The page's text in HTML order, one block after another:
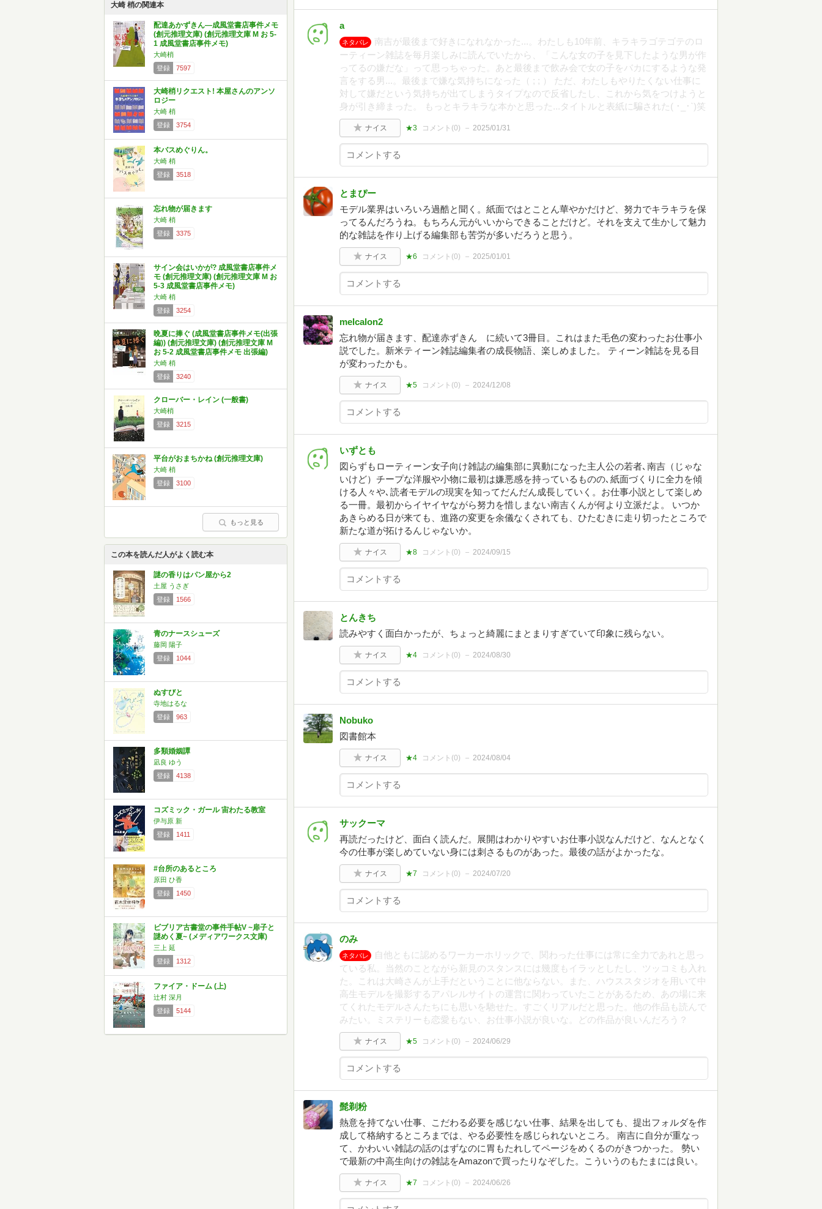
大崎 梢の関連本
配達あかずきん―成風堂書店事件メモ
(創元推理文庫) (創元推理文庫 M お 5-
1 成風堂書店事件メモ)
大崎梢
登録
7597
大崎梢リクエスト! 本屋さんのアンソ
ロジー
大崎 梢
登録
3754
本バスめぐりん。
大崎 梢
登録
3518
忘れ物が届きます
大崎 梢
登録
3375
サイン会はいかが? 成風堂書店事件メ
モ (創元推理文庫) (創元推理文庫 M お
5-3 成風堂書店事件メモ)
大崎 梢
登録
3254
晩夏に捧ぐ (成風堂書店事件メモ(出張
編)) (創元推理文庫) (創元推理文庫 M
お 5-2 成風堂書店事件メモ 出張編)
大崎 梢
登録
3240
クローバー・レイン (一般書)
大崎梢
登録
3215
平台がおまちかね (創元推理文庫)
大崎 梢
登録
3100
もっと見る
この本を読んだ人がよく読む本
謎の香りはパン屋から2
土屋 うさぎ
登録
1566
青のナースシューズ
藤岡 陽子
登録
1044
ぬすびと
寺地はるな
登録
963
多類婚姻譚
凪良 ゆう
登録
4138
コズミック・ガール 宙わたる教室
伊与原 新
登録
1411
#台所のあるところ
原田 ひ香
登録
1450
ビブリア古書堂の事件手帖V ~扉子と
謎めく夏~ (メディアワークス文庫)
三上 延
登録
1312
ファイア・ドーム (上)
辻村 深月
登録
5144
a
ネタバレ
南吉が最後まで好きになれなかった...。わたしも10年前、キラキラゴテゴテのロ
ーティーン雑誌を毎月楽しみに読んでいたから、「こんな女の子を見下したような男が作
ってるの嫌だな」って思っちゃった。あと最後まで飲み会で女の子をバカにするような発
言をする男...。最後まで嫌な気持ちになった（ ; ; ） ただ、わたしもやりたくない仕事に
対して嫌だという気持ちが出てしまうタイプなので反省したし、これから気をつけようと
身が引き締まった。 もっとキラキラな本かと思った...タイトルと表紙に騙された( ･_･`)笑
ナイス ★3 コメント(0) 2025/01/31
とまぴー
モデル業界はいろいろ過酷と聞く。紙面ではとことん華やかだけど、努力でキラキラを保
ってるんだろうね。もちろん元がいいからできることだけど。それを支えて生かして魅力
的な雑誌を作り上げる編集部も苦労が多いだろうと思う。
ナイス ★6 コメント(0) 2025/01/01
melcalon2
忘れ物が届きます、配達赤ずきん に続いて3冊目。これはまた毛色の変わったお仕事小
説でした。新米ティーン雑誌編集者の成長物語、楽しめました。 ティーン雑誌を見る目
が変わったかも。
ナイス ★5 コメント(0) 2024/12/08
いずとも
図らずもローティーン女子向け雑誌の編集部に異動になった主人公の若者､南吉（じゃな
いけど）チープな洋服や小物に最初は嫌悪感を持っているものの､紙面づくりに全力を傾
ける人々や､読者モデルの現実を知ってだんだん成長していく。お仕事小説として楽しめ
る一冊。最初からイヤイヤながら努力を惜しまない南吉くんが何より立派だよ。 いつか
あきらめる日が来ても、進路の変更を余儀なくされても、ひたむきに走り切ったところで
新たな道が拓けるんじゃないか。
ナイス ★8 コメント(0) 2024/09/15
とんきち
読みやすく面白かったが、ちょっと綺麗にまとまりすぎていて印象に残らない。
ナイス ★4 コメント(0) 2024/08/30
Nobuko
図書館本
ナイス ★4 コメント(0) 2024/08/04
サックーマ
再読だったけど、面白く読んだ。展開はわかりやすいお仕事小説なんだけど、なんとなく
今の仕事が楽しめていない身には刺さるものがあった。最後の話がよかったな。
ナイス ★7 コメント(0) 2024/07/20
のみ
ネタバレ
自他ともに認めるワーカーホリックで、関わった仕事には常に全力であれと思っ
ている私。当然のことながら新見のスタンスには幾度もイラッとしたし、ツッコミも入れ
た。これは大崎さんが上手だということに他ならない。また、ハウススタジオを用いて中
高生モデルを撮影するアパレルサイトの運営に関わっていたことがあるため、あの場に来
てくれたモデルさんたちにも思いを馳せた。すごくリアルだと思った。他の作品も読んで
みたい。ミステリーも恋愛もない、お仕事小説が良いな。どの作品が良いんだろう？
ナイス ★5 コメント(0) 2024/06/29
髭剃粉
熱意を持てない仕事、こだわる必要を感じない仕事、結果を出しても、提出フォルダを作
成して格納するところまでは、やる必要性を感じられないところ。 南吉に自分が重なっ
て、かわいい雑誌の話のはずなのに胃もたれしてページをめくるのがきつかった。 勢い
で最新の中高生向けの雑誌をAmazonで買ったりなぞした。こういうのもたまには良い。
ナイス ★7 コメント(0) 2024/06/26